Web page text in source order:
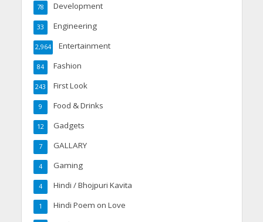
Development
78
Engineering
33
Entertainment
2,964
Fashion
84
First Look
243
Food & Drinks
9
Gadgets
12
GALLARY
7
Gaming
4
Hindi / Bhojpuri Kavita
4
Hindi Poem on Love
1